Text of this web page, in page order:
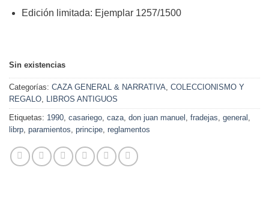
Edición limitada: Ejemplar 1257/1500
Sin existencias
Categorías: CAZA GENERAL & NARRATIVA COLECCIONISMO Y
REGALO
LIBROS ANTIGUOS
Etiquetas: 1990 casariego caza don juan manuel fradejas general
librp paramientos principe reglamentos